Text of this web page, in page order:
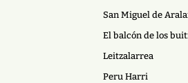
San Miguel de
El balcón de los
Leitzalarrea
Peru Harri